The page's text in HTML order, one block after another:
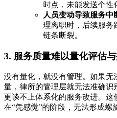
时点，未能发送个性
人员变动导致服务中
理离职时，后续服务
链条断裂。
3. 服务质量难以量化评估
没有量化，就没有管理。如果
量，律所的管理层就无法准确识
更谈不上体系化的服务改进。
在“凭感觉”的阶段，无法形成螺